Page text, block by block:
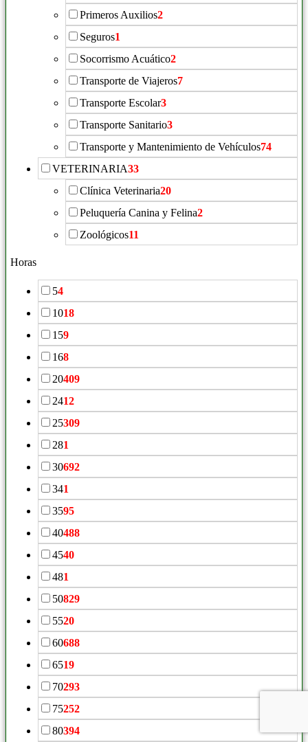
Primeros Auxilios2
Seguros1
Socorrismo Acuático2
Transporte de Viajeros7
Transporte Escolar3
Transporte Sanitario3
Transporte y Mantenimiento de Vehículos74
VETERINARIA33
Clínica Veterinaria20
Peluquería Canina y Felina2
Zoológicos11
Horas
54
1018
159
168
20409
2412
25309
281
30692
341
3595
40488
4540
481
50829
5520
60688
6519
70293
75252
80394